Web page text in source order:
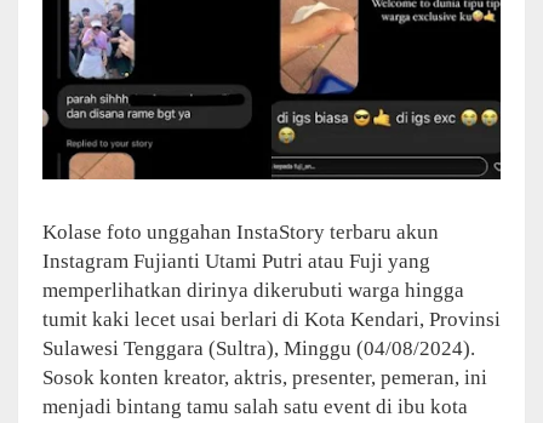
Kolase foto unggahan InstaStory terbaru akun
Instagram Fujianti Utami Putri atau Fuji yang
memperlihatkan dirinya dikerubuti warga hingga
tumit kaki lecet usai berlari di Kota Kendari, Provinsi
Sulawesi Tenggara (Sultra), Minggu (04/08/2024).
Sosok konten kreator, aktris, presenter, pemeran, ini
menjadi bintang tamu salah satu event di ibu kota